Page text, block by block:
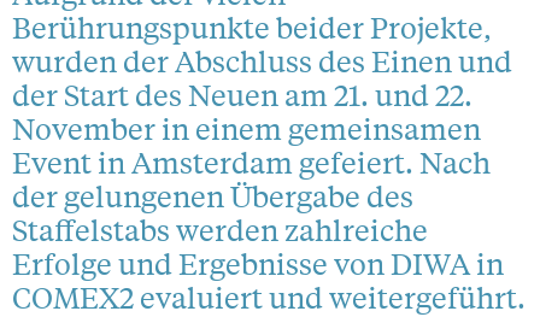
Berührungspunkte beider Projekte,
wurden der Abschluss des Einen und
der Start des Neuen am 21. und 22.
November in einem gemeinsamen
Event in Amsterdam gefeiert. Nach
der gelungenen Übergabe des
Staffelstabs werden zahlreiche
Erfolge und Ergebnisse von DIWA in
COMEX2 evaluiert und weitergeführt.